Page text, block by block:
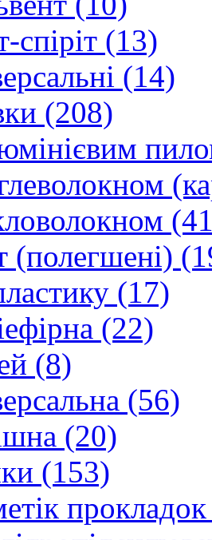
спіріт (13)
(14)
(208)
(полегшені)
(17)
(22)
(8)
(56)
(20)
(153)